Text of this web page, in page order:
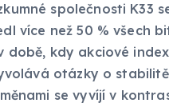
společnosti K33
více než 50 % všech
kdy akciové
otázky o
se vyvíjí v